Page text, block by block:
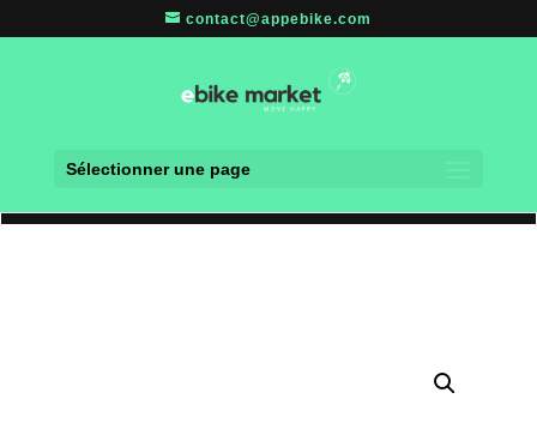
contact@appebike.com
Sélectionner une page